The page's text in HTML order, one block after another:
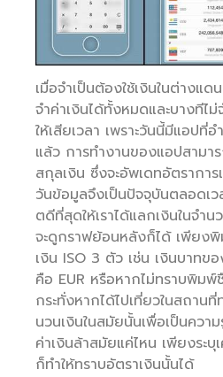
เมื่อจำเป็นต้องใช้เงินในต่างแด
จำค่าเงินได้ทั้งหมดและบางทีไ
ให้เสียเวลา เพราะวันนี้มีแอปที่
แล้ว การทำงานของแอปสามา
สกุลเงิน ซึ่งจะอัพเดทอัตรากา
วันข้อมูลจึงเป็นปัจจุบันตลอดเ
ตดีที่สุดให้เราได้แลกเงินในจำ
จะดูกราฟย้อนหลังก็ได้ เพีย
เงิน ISO 3 ตัว เช่น เงินบาทข
คือ EUR หรือหากไม่ทราบพิมพ์
กระทั่งหากได้ไปเที่ยวในสถาน
นวนเงินในสมัยนั้นเพื่อเป็นความ
ค่าเงินล้าสมัยแค่ไหน เพียงระ
ก็ทำให้ทราบอัตราเงินนั้นได้